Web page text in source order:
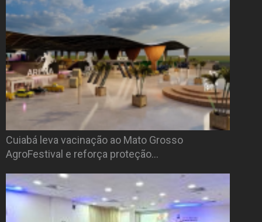
Cuiabá leva vacinação ao Mato Grosso
AgroFestival e reforça proteção…